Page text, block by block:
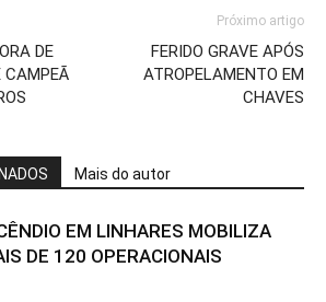
DE
CAMPEÃ
Próximo artigo
FERIDO GRAVE APÓS
ATROPELAMENTO EM
CHAVES
Mais do autor
EM LINHARES MOBILIZA
DE 120 OPERACIONAIS